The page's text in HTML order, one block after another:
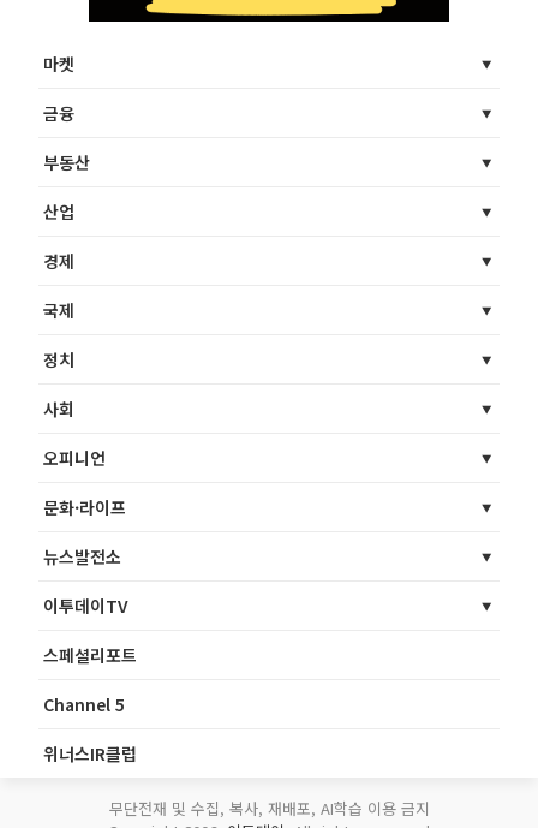
마켓
금융
부동산
산업
경제
국제
정치
사회
오피니언
문화·라이프
뉴스발전소
이투데이TV
스페셜리포트
Channel 5
위너스IR클럽
무단전재 및 수집, 복사, 재배포, AI학습 이용 금지